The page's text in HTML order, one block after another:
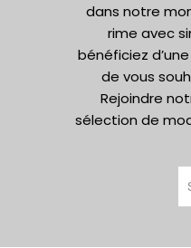
dans notre
rime avec
bénéficiez
de vous
Rejoindre
sélection de